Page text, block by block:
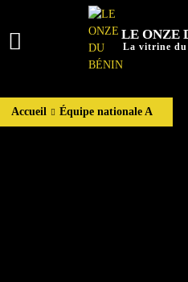
LE ONZE
La vitrine
Accueil Équipe nationale A